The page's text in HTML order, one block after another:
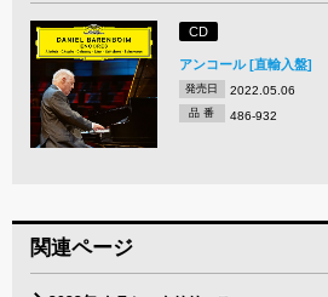
CD
アンコール [直輸入盤]
発売日 2022.05.06
品 番 486-932
関連ページ